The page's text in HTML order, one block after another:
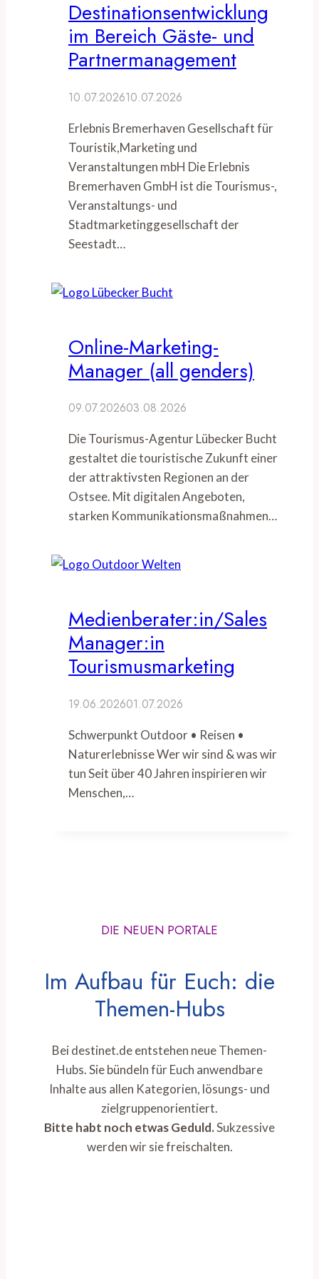
Destinationsentwicklung
im Bereich Gäste- und
Partnermanagement
10.07.202610.07.2026
Erlebnis Bremerhaven Gesellschaft für
Touristik,Marketing und
Veranstaltungen mbH Die Erlebnis
Bremerhaven GmbH ist die Tourismus-,
Veranstaltungs- und
Stadtmarketinggesellschaft der
Seestadt…
Online-Marketing-
Manager (all genders)
09.07.202603.08.2026
Die Tourismus-Agentur Lübecker Bucht
gestaltet die touristische Zukunft einer
der attraktivsten Regionen an der
Ostsee. Mit digitalen Angeboten,
starken Kommunikationsmaßnahmen…
Medienberater:in/Sales
Manager:in
Tourismusmarketing
19.06.202601.07.2026
Schwerpunkt Outdoor • Reisen •
Naturerlebnisse Wer wir sind & was wir
tun Seit über 40 Jahren inspirieren wir
Menschen,…
DIE NEUEN PORTALE
Im Aufbau für Euch: die
Themen-Hubs
Bei destinet.de entstehen neue Themen-
Hubs. Sie bündeln für Euch anwendbare
Inhalte aus allen Kategorien, lösungs- und
zielgruppenorientiert.
Bitte habt noch etwas Geduld.Sukzessive
werden wir sie freischalten.